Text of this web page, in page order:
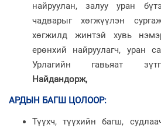
найруулан, залуу уран
чадварыг хөгжүүлэн
хөгжилд жинтэй хувь
ерөнхий найруулагч, уран
Урлагийн гавьяат
Найдандорж,
АРДЫН БАГШ ЦОЛООР:
Түүхч, түүхийн багш,